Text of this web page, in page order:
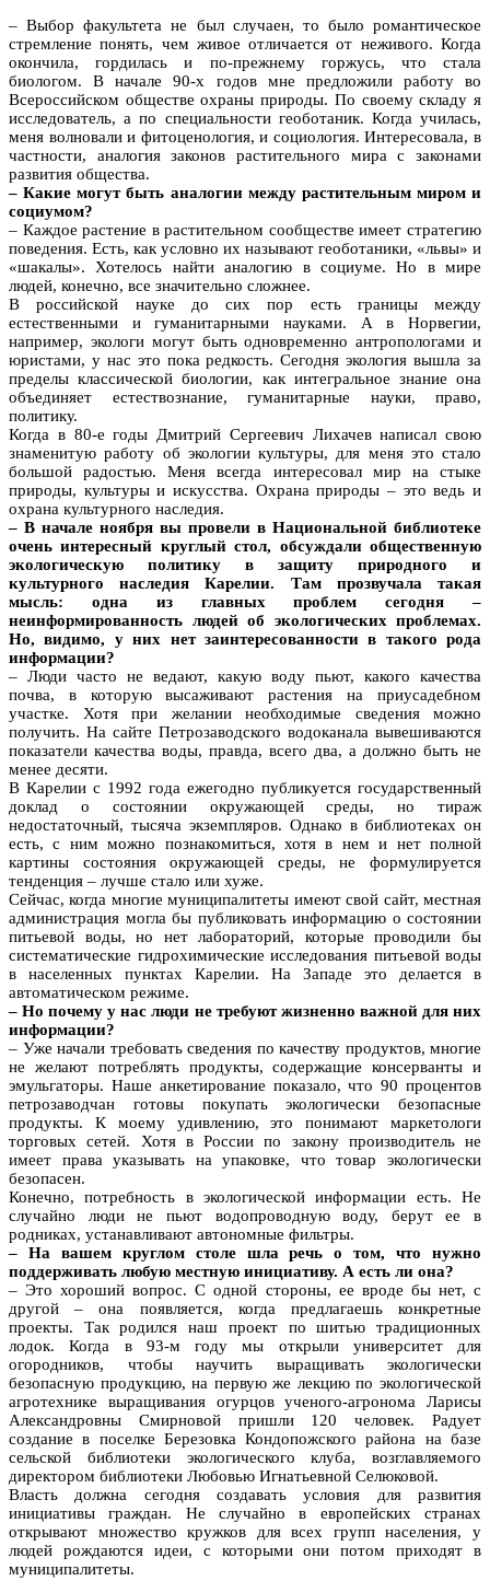
– Выбор факультета не был случаен, то было романтическое
стремление понять, чем живое отличается от неживого. Когда
окончила, гордилась и по-прежнему горжусь, что стала
биологом. В начале 90-х годов мне предложили работу во
Всероссийском обществе охраны природы. По своему складу я
исследователь, а по специальности геоботаник. Когда училась,
меня волновали и фитоценология, и социология. Интересовала, в
частности, аналогия законов растительного мира с законами
развития общества.
– Какие могут быть аналогии между растительным миром и
социумом?
– Каждое растение в растительном сообществе имеет стратегию
поведения. Есть, как условно их называют геоботаники, «львы» и
«шакалы». Хотелось найти аналогию в социуме. Но в мире
людей, конечно, все значительно сложнее.
В российской науке до сих пор есть границы между
естественными и гуманитарными науками. А в Норвегии,
например, экологи могут быть одновременно антропологами и
юристами, у нас это пока редкость. Сегодня экология вышла за
пределы классической биологии, как интегральное знание она
объединяет естествознание, гуманитарные науки, право,
политику.
Когда в 80-е годы Дмитрий Сергеевич Лихачев написал свою
знаменитую работу об экологии культуры, для меня это стало
большой радостью. Меня всегда интересовал мир на стыке
природы, культуры и искусства. Охрана природы – это ведь и
охрана культурного наследия.
– В начале ноября вы провели в Национальной библиотеке
очень интересный круглый стол, обсуждали общественную
экологическую политику в защиту природного и
культурного наследия Карелии. Там прозвучала такая
мысль: одна из главных проблем сегодня –
неинформированность людей об экологических проблемах.
Но, видимо, у них нет заинтересованности в такого рода
информации?
– Люди часто не ведают, какую воду пьют, какого качества
почва, в которую высаживают растения на приусадебном
участке. Хотя при желании необходимые сведения можно
получить. На сайте Петрозаводского водоканала вывешиваются
показатели качества воды, правда, всего два, а должно быть не
менее десяти.
В Карелии с 1992 года ежегодно публикуется государственный
доклад о состоянии окружающей среды, но тираж
недостаточный, тысяча экземпляров. Однако в библиотеках он
есть, с ним можно познакомиться, хотя в нем и нет полной
картины состояния окружающей среды, не формулируется
тенденция – лучше стало или хуже.
Сейчас, когда многие муниципалитеты имеют свой сайт, местная
администрация могла бы публиковать информацию о состоянии
питьевой воды, но нет лабораторий, которые проводили бы
систематические гидрохимические исследования питьевой воды
в населенных пунктах Карелии. На Западе это делается в
автоматическом режиме.
– Но почему у нас люди не требуют жизненно важной для них
информации?
– Уже начали требовать сведения по качеству продуктов, многие
не желают потреблять продукты, содержащие консерванты и
эмульгаторы. Наше анкетирование показало, что 90 процентов
петрозаводчан готовы покупать экологически безопасные
продукты. К моему удивлению, это понимают маркетологи
торговых сетей. Хотя в России по закону производитель не
имеет права указывать на упаковке, что товар экологически
безопасен.
Конечно, потребность в экологической информации есть. Не
случайно люди не пьют водопроводную воду, берут ее в
родниках, устанавливают автономные фильтры.
– На вашем круглом столе шла речь о том, что нужно
поддерживать любую местную инициативу. А есть ли она?
– Это хороший вопрос. С одной стороны, ее вроде бы нет, с
другой – она появляется, когда предлагаешь конкретные
проекты. Так родился наш проект по шитью традиционных
лодок. Когда в 93-м году мы открыли университет для
огородников, чтобы научить выращивать экологически
безопасную продукцию, на первую же лекцию по экологической
агротехнике выращивания огурцов ученого-агронома Ларисы
Александровны Смирновой пришли 120 человек. Радует
создание в поселке Березовка Кондопожского района на базе
сельской библиотеки экологического клуба, возглавляемого
директором библиотеки Любовью Игнатьевной Селюковой.
Власть должна сегодня создавать условия для развития
инициативы граждан. Не случайно в европейских странах
открывают множество кружков для всех групп населения, у
людей рождаются идеи, с которыми они потом приходят в
муниципалитеты.